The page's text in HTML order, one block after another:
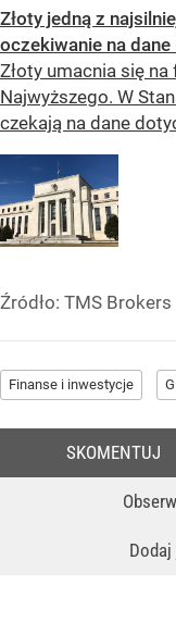
Złoty jedną z
oczekiwanie na
Złoty umacnia się
Najwyższego. W
czekają na dane
Źródło: TMS Brokers
Finanse i inwestycje
SKOMENTUJ